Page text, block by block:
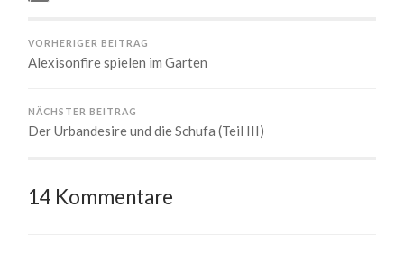
VORHERIGER BEITRAG
Alexisonfire spielen im Garten
NÄCHSTER BEITRAG
Der Urbandesire und die Schufa (Teil III)
14 Kommentare